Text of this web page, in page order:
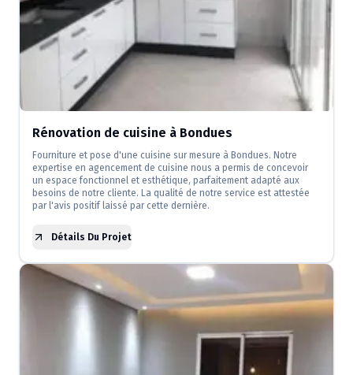
Rénovation de cuisine à Bondues
Fourniture et pose d'une cuisine sur mesure à Bondues. Notre
expertise en agencement de cuisine nous a permis de concevoir
un espace fonctionnel et esthétique, parfaitement adapté aux
besoins de notre cliente. La qualité de notre service est attestée
par l'avis positif laissé par cette dernière.
Détails Du Projet